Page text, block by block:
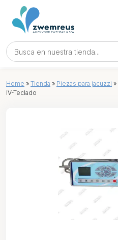
Home » Tienda » Piezas para jacuzzi »
IV-Teclado